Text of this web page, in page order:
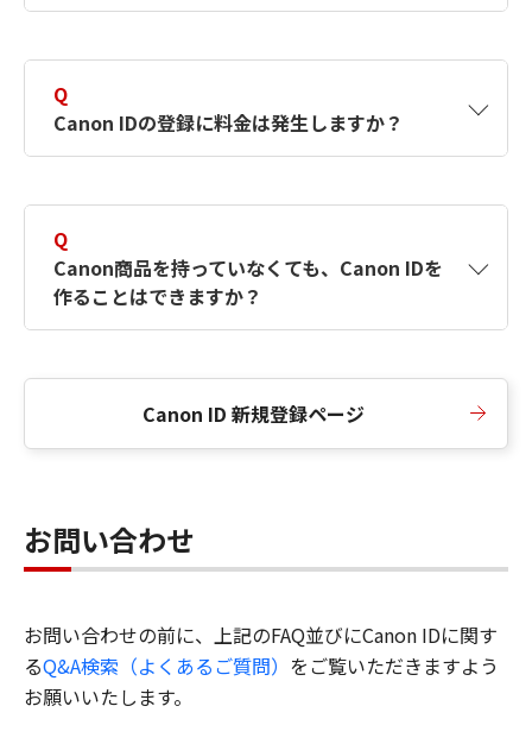
択したサービスから取得します。アカウントを
簡単に作成できるように、この情報を使用して
Canon IDの登録フォームを入力します。
Q
Canon IDの登録に料金は発生しますか？
Q
Canon商品を持っていなくても、Canon IDを
作ることはできますか？
Canon ID 新規登録ページ
お問い合わせ
お問い合わせの前に、上記のFAQ並びにCanon IDに関す
るQ&A検索（よくあるご質問） をご覧いただきますよう
お願いいたします。